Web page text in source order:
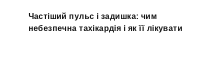
Частіший пульс і задишка: чим
небезпечна тахікардія і як її лікувати